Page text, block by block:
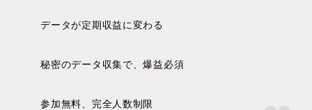
データが定期収益に変わる
秘密のデータ収集で、爆益必須
参加無料、完全人数制限